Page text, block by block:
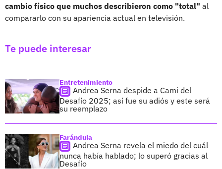
cambio físico que muchos describieron como "total" al
compararlo con su apariencia actual en televisión.
Te puede interesar
Entretenimiento
Andrea Serna despide a Cami del
Desafío 2025; así fue su adiós y este será
su reemplazo
Farándula
Andrea Serna revela el miedo del cuál
nunca había hablado; lo superó gracias al
Desafío